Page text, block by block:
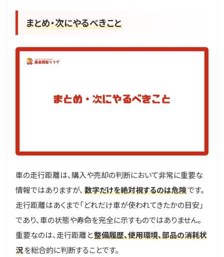
まとめ・次にやるべきこと
車の走行距離は、購入や売却の判断において非常に重要な
情報ではありますが、 数字だけを絶対視するのは危険です。
走行距離はあくまで「どれだけ車が使われてきたかの目安」
であり、車の状態や寿命を完全に示すものではありません。
重要なのは、走行距離と整備履歴、使用環境、部品の消耗状
況を総合的に判断することです。